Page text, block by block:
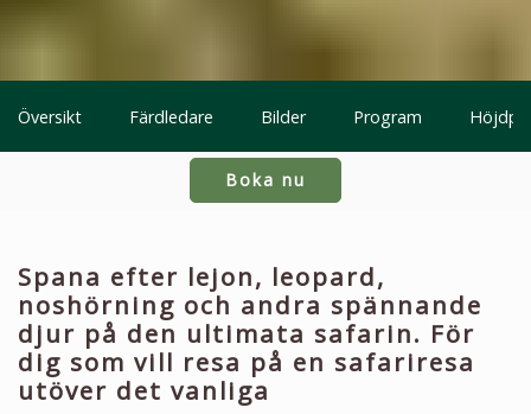
Översikt Färdledare Bilder Program
Boka nu
Spana efter lejon, leopard,
noshörning och andra spännande
djur på den ultimata safarin. För
dig som vill resa på en safariresa
utöver det vanliga